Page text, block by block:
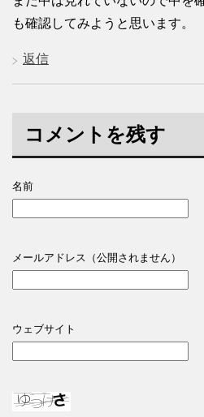
も確認してみようと思います。
返信
コメントを残す
名前
メールアドレス（公開されません）
ウェブサイト